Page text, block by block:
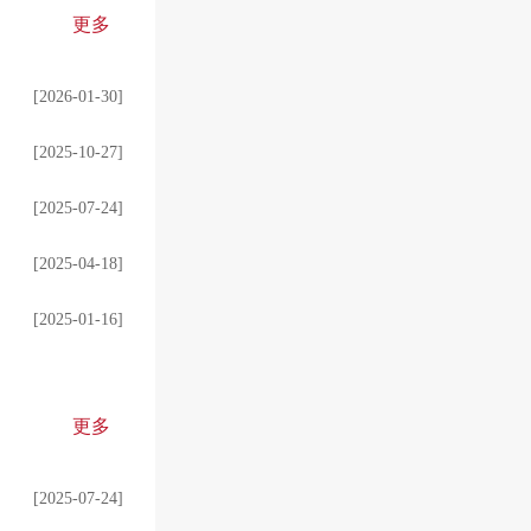
更多
[2026-01-30]
[2025-10-27]
[2025-07-24]
[2025-04-18]
[2025-01-16]
更多
[2025-07-24]